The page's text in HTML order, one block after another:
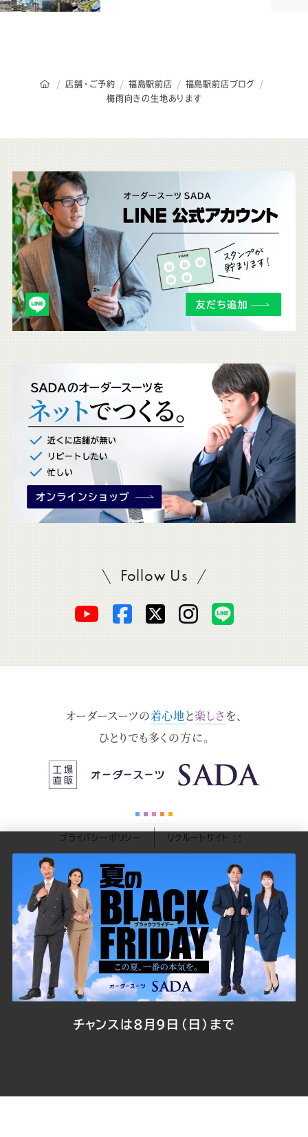
オーダースーツSADAのトップページ
店舗・ご予約 福島駅前店
福島駅前店ブログ
梅雨向きの生地あります
こ
ち
ら
も
チ
ェ
Follow UsSADAをフォロー
オ
ー
ス
ツ
SADA
の
公
式
オ
ー
ス
ー
ツ
SADA
の
公
式
オ
ー
ス
ー
ツ
SADA
の
公
式
オ
ー
ス
ツ
SADA
の
公
式
ス
ツ
SADA
の
公
式
オーダースーツの着心地と楽しさ を、
ひとりでも多くの方に。
プライバシーポリシー リクルートサイト
© 2026 ORDER SUIT SADA All Rights Reserved.
チャンスは8月9日（日）まで